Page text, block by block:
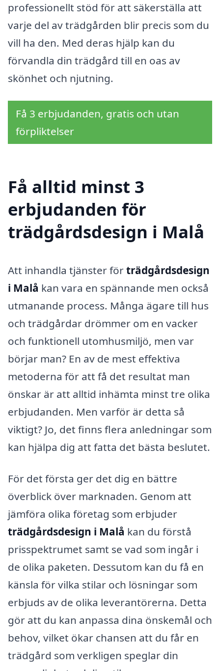
professionellt stöd för att säkerställa att
varje del av trädgården blir precis som du
vill ha den. Med deras hjälp kan du
förvandla din trädgård till en oas av
skönhet och njutning.
Få 3 erbjudanden, gratis och utan
förpliktelser
Få alltid minst 3
erbjudanden för
trädgårdsdesign i Malå
Att inhandla tjänster förträdgårdsdesign
i Malå kan vara en spännande men också
utmanande process. Många ägare till hus
och trädgårdar drömmer om en vacker
och funktionell utomhusmiljö, men var
börjar man? En av de mest effektiva
metoderna för att få det resultat man
önskar är att alltid inhämta minst tre olika
erbjudanden. Men varför är detta så
viktigt? Jo, det finns flera anledningar som
kan hjälpa dig att fatta det bästa beslutet.
För det första ger det dig en bättre
överblick över marknaden. Genom att
jämföra olika företag som erbjuder
trädgårdsdesign i Malå kan du förstå
prisspektrumet samt se vad som ingår i
de olika paketen. Dessutom kan du få en
känsla för vilka stilar och lösningar som
erbjuds av de olika leverantörerna. Detta
gör att du kan anpassa dina önskemål och
behov, vilket ökar chansen att du får en
trädgård som verkligen speglar din